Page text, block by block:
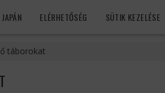
JAPÁN ELÉRHETŐSÉG SÜTIK KEZELÉSE
táborokat